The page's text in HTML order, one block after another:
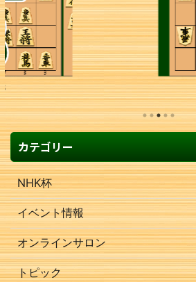
次の一手問題・32
カテゴリー
NHK杯
イベント情報
オンラインサロン
トピック